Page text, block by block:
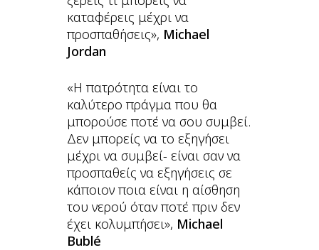
καταφέρεις μέχρι να
προσπαθήσεις», Michael
Jordan
«Η πατρότητα είναι το
καλύτερο πράγμα που θα
μπορούσε ποτέ να σου συμβεί.
Δεν μπορείς να το εξηγήσει
μέχρι να συμβεί- είναι σαν να
προσπαθείς να εξηγήσεις σε
κάποιον ποια είναι η αίσθηση
του νερού όταν ποτέ πριν δεν
έχει κολυμπήσει», Michael
Bublé